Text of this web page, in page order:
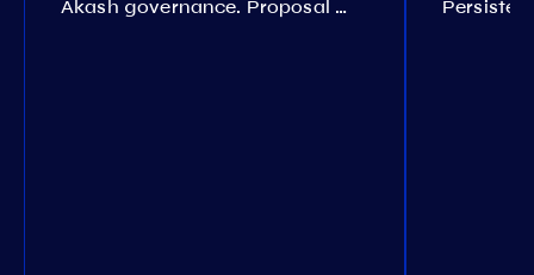
Akash governance. Proposal №308